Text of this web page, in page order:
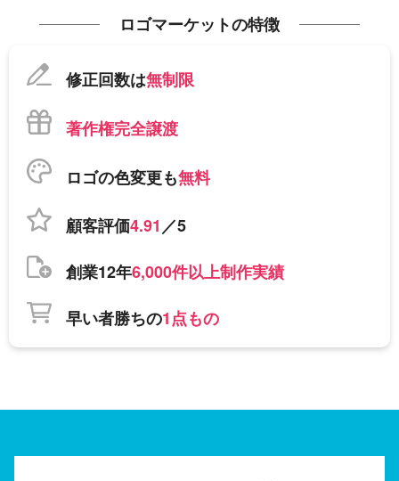
ロゴマーケットの特徴
修正回数は無制限
著作権完全譲渡
ロゴの色変更も無料
顧客評価4.91／5
創業12年6,000件以上制作実績
早い者勝ちの1点もの